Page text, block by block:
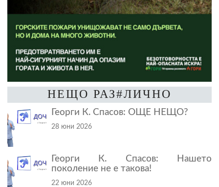
НЕЩО РАЗ#ЛИЧНО
Георги К. Спасов: ОЩЕ НЕЩО?
28 юни 2026
Георги К. Спасов: Нашето
поколение не е такова!
22 юни 2026